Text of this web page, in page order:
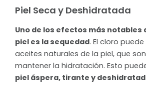
Piel Seca y Deshidratada
Uno de los efectos más notables
piel es la sequedad. El cloro
aceites naturales de la piel, que
mantener la hidratación. Esto
piel áspera, tirante y